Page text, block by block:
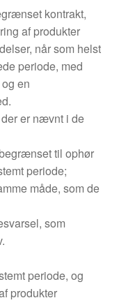
kontrakt,
af produkter
når som helst
periode, med
en
er nævnt i de
til ophør
periode;
måde, som de
som
periode, og
produkter